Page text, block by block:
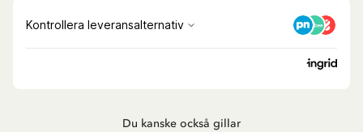
Du kanske också gillar